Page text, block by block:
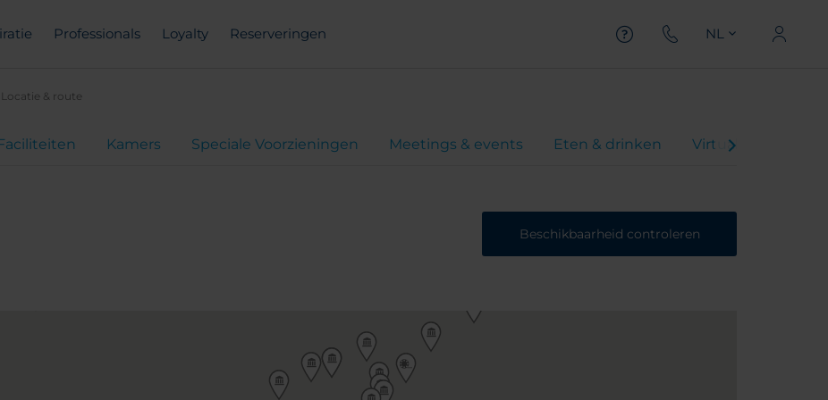
Professionals Loyalty Reserveringen NL
Locatie & route
Kamers Speciale Voorzieningen Meetings & events Eten & drinken Virtual Tour
Beschikbaarheid controleren